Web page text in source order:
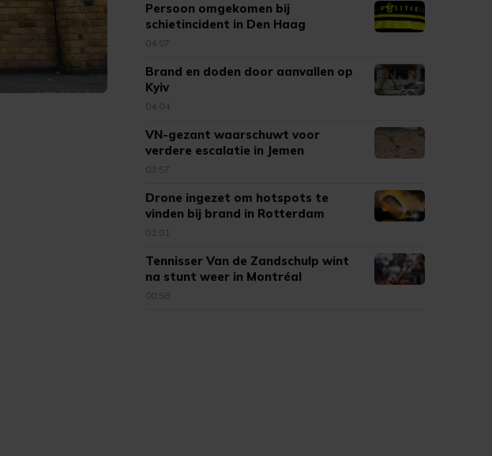
Persoon omgekomen bij
schietincident in Den Haag
04:07
Brand en doden door aanvallen op
Kyiv
04:04
VN-gezant waarschuwt voor
verdere escalatie in Jemen
03:57
Drone ingezet om hotspots te
vinden bij brand in Rotterdam
01:01
Tennisser Van de Zandschulp wint
na stunt weer in Montréal
00:58